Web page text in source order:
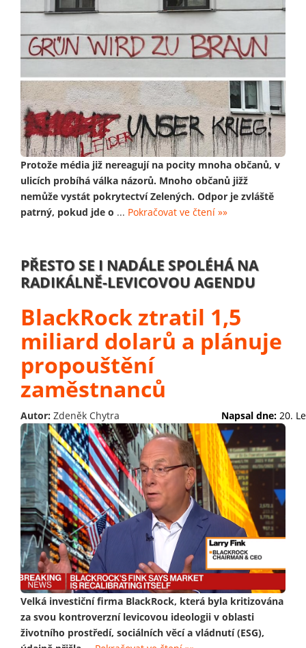
Protože média již nereagují na pocity mnoha občanů, v
ulicích probíhá válka názorů. Mnoho občanů jižž
nemůže vystát pokrytectví Zelených. Odpor je zvláště
patrný, pokud jde o ... Pokračovat ve čtení »»
PŘESTO SE I NADÁLE SPOLÉHÁ NA
RADIKÁLNĚ-LEVICOVOU AGENDU
BlackRock ztratil 1,5
miliard dolarů a plánuje
propouštění
zaměstnanců
Autor: Zdeněk Chytra Napsal dne: 20.
Velká investiční firma BlackRock, která byla kritizována
za svou kontroverzní levicovou ideologii v oblasti
životního prostředí, sociálních věcí a vládnutí (ESG),